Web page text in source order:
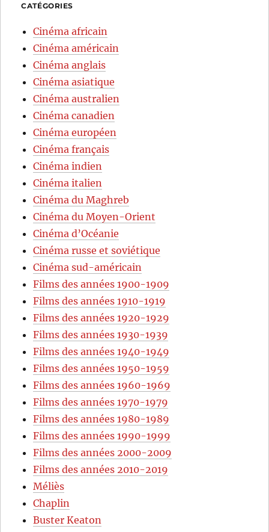
CATÉGORIES
Cinéma africain
Cinéma américain
Cinéma anglais
Cinéma asiatique
Cinéma australien
Cinéma canadien
Cinéma européen
Cinéma français
Cinéma indien
Cinéma italien
Cinéma du Maghreb
Cinéma du Moyen-Orient
Cinéma d’Océanie
Cinéma russe et soviétique
Cinéma sud-américain
Films des années 1900-1909
Films des années 1910-1919
Films des années 1920-1929
Films des années 1930-1939
Films des années 1940-1949
Films des années 1950-1959
Films des années 1960-1969
Films des années 1970-1979
Films des années 1980-1989
Films des années 1990-1999
Films des années 2000-2009
Films des années 2010-2019
Méliès
Chaplin
Buster Keaton